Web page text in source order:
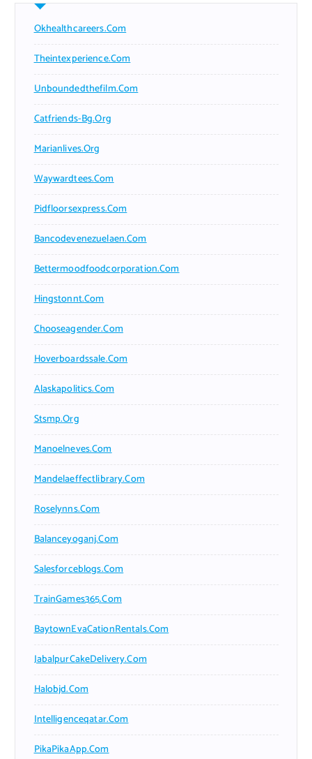
Okhealthcareers.com
Theintexperience.com
Unboundedthefilm.com
Catfriends-Bg.org
Marianlives.org
Waywardtees.com
Pidfloorsexpress.com
Bancodevenezuelaen.com
Bettermoodfoodcorporation.com
Hingstonnt.com
Chooseagender.com
Hoverboardssale.com
Alaskapolitics.com
Stsmp.org
Manoelneves.com
Mandelaeffectlibrary.com
Roselynns.com
Balanceyoganj.com
Salesforceblogs.com
TrainGames365.com
BaytownEvaCationRentals.com
JabalpurCakeDelivery.com
Halobjd.com
Intelligenceqatar.com
PikaPikaApp.com